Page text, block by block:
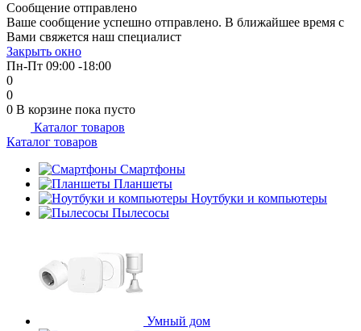
Сообщение отправлено
Ваше сообщение успешно отправлено. В ближайшее время с
Вами свяжется наш специалист
Закрыть окно
Пн-Пт 09:00 -18:00
0
0
0 В корзине пока пусто
Каталог товаров
Каталог товаров
Смартфоны
Планшеты
Ноутбуки и компьютеры
Пылесосы
Умный дом